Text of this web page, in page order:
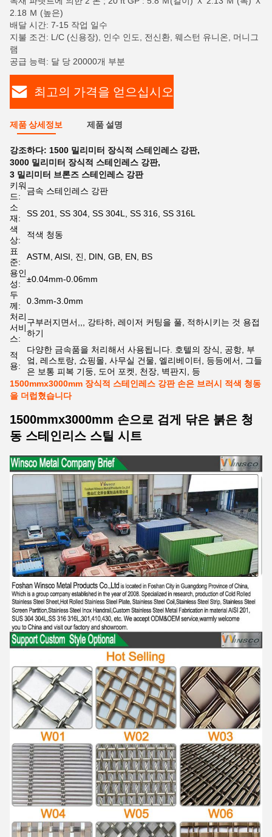
2.18 Ｍ (높은)
배달 시간: 7-15 작업 일수
지불 조건: L/C (신용장), 인수 인도, 전신환, 웨스턴 유니온, 머니그
램
공급 능력: 달 당 20000개 부분
최고의 가격을 얻으십시오
제품 상세정보 제품 설명
강조하다: 1500 밀리미터 장식적 스테인레스 강판,
3000 밀리미터 장식적 스테인레스 강판,
3 밀리미터 브론즈 스테인레스 강판
키워
드:
금속 스테인레스 강판
소
재:
SS 201, SS 304, SS 304L, SS 316, SS 316L
색
상:
적색 청동
표
준:
ASTM, AISI, 진, DIN, GB, EN, BS
용인
성:
±0.04mm-0.06mm
두
께:
0.3mm-3.0mm
처리
서비
스:
구부러지면서,,, 강타하, 레이저 커팅을 풀, 적하시키는 것 용접
하기
적
용:
다양한 금속품을 처리해서 사용됩니다. 호텔의 장식, 공항, 부
엌, 레스토랑, 쇼핑몰, 사무실 건물, 엘리베이터, 등등에서, 그들
은 보통 피복 기둥, 도어 포켓, 천장, 벽판지, 등
1500mmx3000mm 장식적 스테인레스 강판 손은 브러시 적색 청동
을 더럽혔습니다
1500mmx3000mm 손으로 검게 닦은 붉은 청
동 스테인리스 스틸 시트